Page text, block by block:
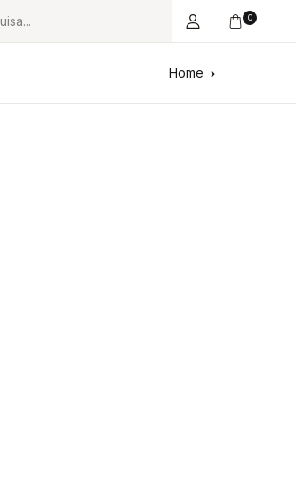
0
Home